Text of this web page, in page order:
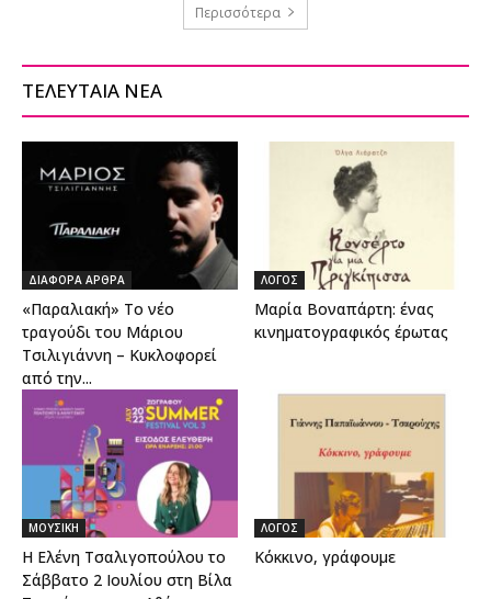
Περισσότερα
ΤΕΛΕΥΤΑΙΑ ΝΕΑ
ΔΙΑΦΟΡΑ ΑΡΘΡΑ
«Παραλιακή» Το νέο
τραγούδι του Μάριου
Τσιλιγιάννη – Κυκλοφορεί
από την...
ΛΟΓΟΣ
Μαρία Βοναπάρτη: ένας
κινηματογραφικός έρωτας
ΜΟΥΣΙΚΗ
H Ελένη Τσαλιγοπούλου το
Σάββατο 2 Ιουλίου στη Βίλα
ΛΟΓΟΣ
Κόκκινο, γράφουμε